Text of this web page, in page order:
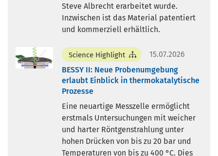
Steve Albrecht erarbeitet wurde.
Inzwischen ist das Material patentiert
und kommerziell erhältlich.
Science Highlight
15.07.2026
BESSY II: Neue Probenumgebung
erlaubt Einblick in thermokatalytische
Prozesse
Eine neuartige Messzelle ermöglicht
erstmals Untersuchungen mit weicher
und harter Röntgenstrahlung unter
hohen Drücken von bis zu 20 bar und
Temperaturen von bis zu 400 °C. Dies